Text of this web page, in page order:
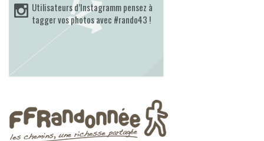
Utilisateurs d’Instagramm pensez à
tagger vos photos avec #rando43 !